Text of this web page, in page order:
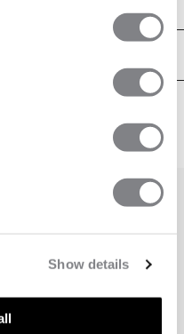
Show details